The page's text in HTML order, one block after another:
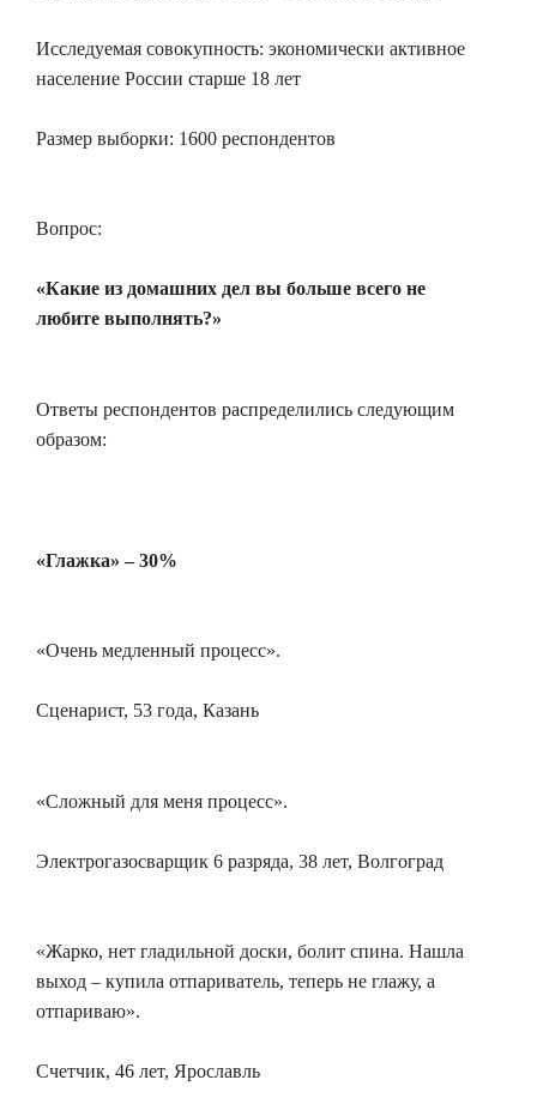
Исследуемая совокупность: экономически активное
население России старше 18 лет
Размер выборки: 1600 респондентов
Вопрос:
«Какие из домашних дел вы больше всего не
любите выполнять?»
Ответы респондентов распределились следующим
образом:
«Глажка» – 30%
«Очень медленный процесс».
Сценарист, 53 года, Казань
«Сложный для меня процесс».
Электрогазосварщик 6 разряда, 38 лет, Волгоград
«Жарко, нет гладильной доски, болит спина. Нашла
выход – купила отпариватель, теперь не глажу, а
отпариваю».
Счетчик, 46 лет, Ярославль